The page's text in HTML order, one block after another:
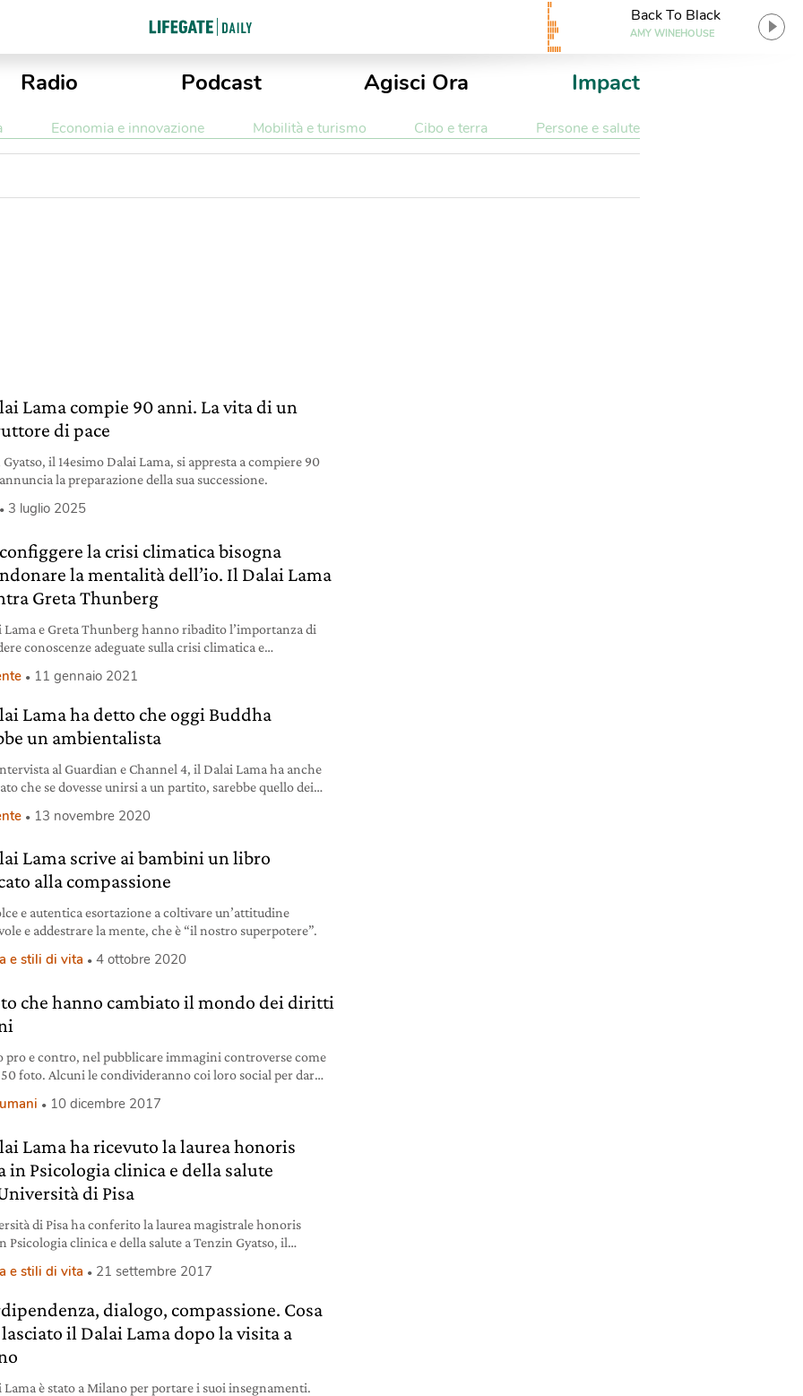
Back To Black
AMY WINEHOUSE
Radio Podcast Agisci Ora Impact
Economia e innovazione Mobilità e turismo Cibo e terra Persone e salute
Lama compie 90 anni. La vita di un
di pace
il 14esimo Dalai Lama, si appresta a compiere 90
la preparazione della sua successione.
3 luglio 2025
la crisi climatica bisogna
la mentalità dell’io. Il Dalai Lama
Greta Thunberg
Lama e Greta Thunberg hanno ribadito l’importanza di
conoscenze adeguate sulla crisi climatica e
11 gennaio 2021
Lama ha detto che oggi Buddha
un ambientalista
al Guardian e Channel 4, il Dalai Lama ha anche
che se dovesse unirsi a un partito, sarebbe quello dei
13 novembre 2020
Lama scrive ai bambini un libro
alla compassione
e autentica esortazione a coltivare un’attitudine
e addestrare la mente, che è “il nostro superpotere”.
e stili di vita 4 ottobre 2020
che hanno cambiato il mondo dei diritti
pro e contro, nel pubblicare immagini controverse come
50 foto. Alcuni le condivideranno coi loro social per dar
Alcuni diranno che feriscono la sensibilità di chi le
10 dicembre 2017
Lama ha ricevuto la laurea honoris
in Psicologia clinica e della salute
di Pisa
di Pisa ha conferito la laurea magistrale honoris
Psicologia clinica e della salute a Tenzin Gyatso, il
tibetana”.
e stili di vita 21 settembre 2017
dialogo, compassione. Cosa
il Dalai Lama dopo la visita a
Lama è stato a Milano per portare i suoi insegnamenti.